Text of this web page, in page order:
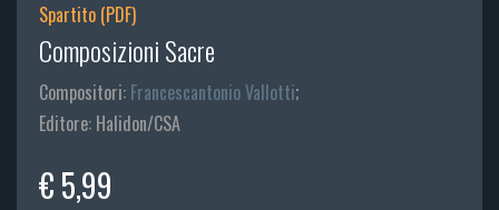
Spartito (PDF)
Composizioni Sacre
Compositori: Francescantonio Vallotti;
Editore: Halidon/CSA
€ 5,99